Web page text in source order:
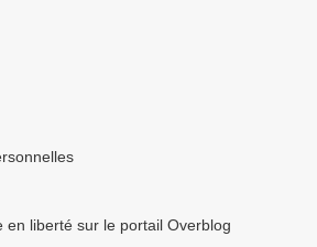
en liberté sur le portail Overblog